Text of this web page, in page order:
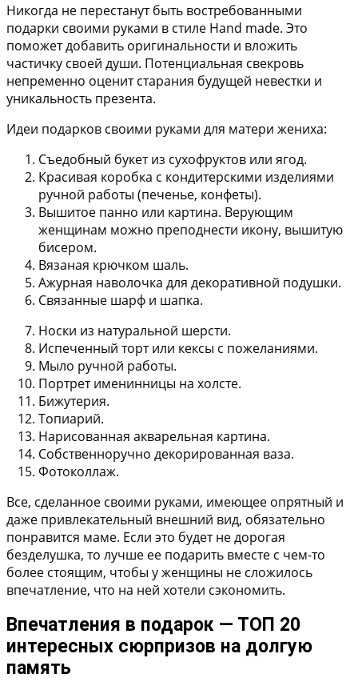
Никогда не перестанут быть востребованными
подарки своими руками в стиле Hand made. Это
поможет добавить оригинальности и вложить
частичку своей души. Потенциальная свекровь
непременно оценит старания будущей невестки и
уникальность презента.
Идеи подарков своими руками для матери жениха:
Съедобный букет из сухофруктов или ягод.
Красивая коробка с кондитерскими изделиями
ручной работы (печенье, конфеты).
Вышитое панно или картина. Верующим
женщинам можно преподнести икону, вышитую
бисером.
Вязаная крючком шаль.
Ажурная наволочка для декоративной подушки.
Связанные шарф и шапка.
Носки из натуральной шерсти.
Испеченный торт или кексы с пожеланиями.
Мыло ручной работы.
Портрет именинницы на холсте.
Бижутерия.
Топиарий.
Нарисованная акварельная картина.
Собственноручно декорированная ваза.
Фотоколлаж.
Все, сделанное своими руками, имеющее опрятный и
даже привлекательный внешний вид, обязательно
понравится маме. Если это будет не дорогая
безделушка, то лучше ее подарить вместе с чем-то
более стоящим, чтобы у женщины не сложилось
впечатление, что на ней хотели сэкономить.
Впечатления в подарок — ТОП 20
интересных сюрпризов на долгую
память